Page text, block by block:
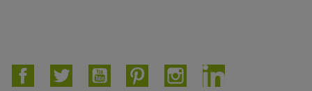
FacebookTwitter YouTube PinterestInstagramLinkedIn